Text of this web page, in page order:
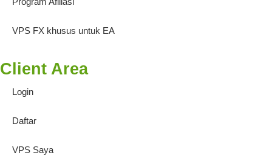
VPS FX khusus untuk EA
Client Area
Login
Daftar
VPS Saya